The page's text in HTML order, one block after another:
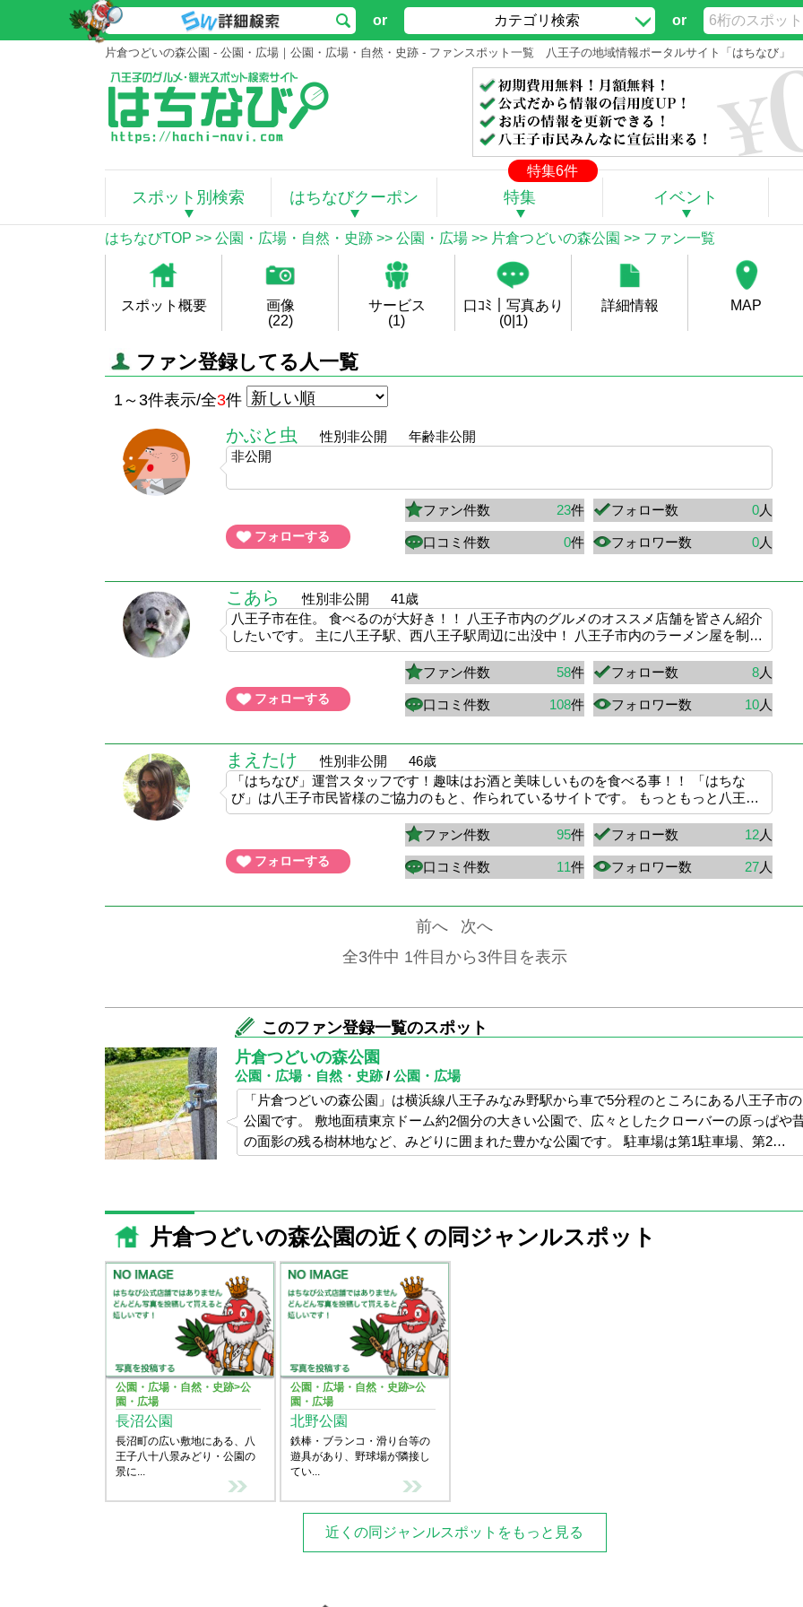
or カテゴリ検索 or
片倉つどいの森公園 - 公園・広場｜公園・広場・自然・史跡 - ファンスポット一覧 八王子の地域情報ポータルサイト「はちなび」
特集6件
スポット別検索 はちなびクーポン 特集 イベント
はちなびTOP >> 公園・広場・自然・史跡 >> 公園・広場 >> 片倉つどいの森公園 >> ファン一覧
スポット概要
画像
(22)
サービス
(1)
口ｺﾐ｜写真あり
(0|1)
詳細情報 MAP
ファン登録してる人一覧
1～3件表示/全3件
かぶと虫 性別非公開
年齢非公開
非公開
フォロー数 0人
ファン件数 23件
フォローする フォロワー数 0人
口コミ件数 0件
こあら 性別非公開
41歳
八王子市在住。 食べるのが大好き！！ 八王子市内のグルメのオススメ店舗を皆さん紹介
したいです。 主に八王子駅、西八王子駅周辺に出没中！ 八王子市内のラーメン屋を制…
フォロー数 8人
ファン件数 58件
フォローする フォロワー数 10人
口コミ件数 108件
まえたけ 性別非公開
46歳
「はちなび」運営スタッフです！趣味はお酒と美味しいものを食べる事！！ 「はちな
び」は八王子市民皆様のご協力のもと、作られているサイトです。 もっともっと八王…
フォロー数 12人
ファン件数 95件
フォローする フォロワー数 27人
口コミ件数 11件
前へ
次へ
全3件中 1件目から3件目を表示
このファン登録一覧のスポット
片倉つどいの森公園
公園・広場・自然・史跡 / 公園・広場
「片倉つどいの森公園」は横浜線八王子みなみ野駅から車で5分程のところにある八王子市の
公園です。 敷地面積東京ドーム約2個分の大きい公園で、広々としたクローバーの原っぱや
の面影の残る樹林地など、みどりに囲まれた豊かな公園です。 駐車場は第1駐車場、第2…
片倉つどいの森公園の近くの同ジャンルスポット
公園・広場・自然・史跡>公
園・広場
長沼公園
長沼町の広い敷地にある、八
王子八十八景みどり・公園の
景に...
公園・広場・自然・史跡>公
園・広場
北野公園
鉄棒・ブランコ・滑り台等の
遊具があり、野球場が隣接し
てい...
近くの同ジャンルスポットをもっと見る